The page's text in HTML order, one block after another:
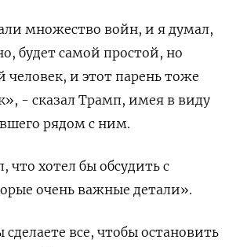
​множество войн, ​и я ‌думал,
будет самой простой, но
и этот парень тоже
- сказал Трамп, имея в виду
рядом с ним.
что хотел бы обсудить с
очень важные детали».
сделаете все, ​чтобы остановить